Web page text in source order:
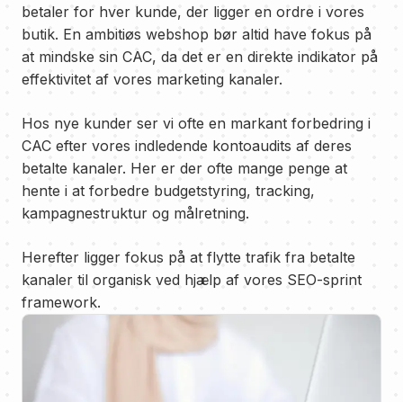
betaler for hver kunde, der ligger en ordre i vores
butik. En ambitiøs webshop bør altid have fokus på
at mindske sin CAC, da det er en direkte indikator på
effektivitet af vores marketing kanaler.
Hos nye kunder ser vi ofte en markant forbedring i
CAC efter vores indledende kontoaudits af deres
betalte kanaler. Her er der ofte mange penge at
hente i at forbedre budgetstyring, tracking,
kampagnestruktur og målretning.
Herefter ligger fokus på at flytte trafik fra betalte
kanaler til organisk ved hjælp af vores SEO-sprint
framework.